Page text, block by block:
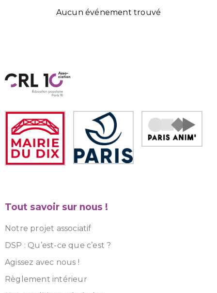
Aucun événement trouvé
Tout savoir sur nous !
Notre projet associatif
DSP : Qu’est-ce que c’est ?
Agissez avec nous !
Règlement intérieur